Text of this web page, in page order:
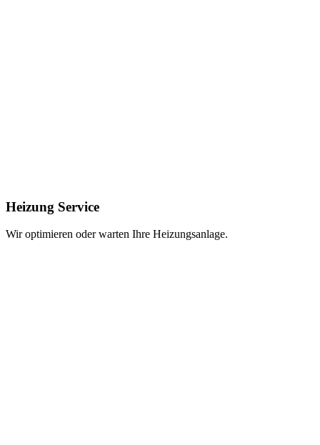
Heizung Service
Wir optimieren oder warten Ihre Heizungsanlage.